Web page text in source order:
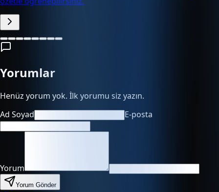
Yorumlar
Henüz yorum yok. İlk yorumu siz yazın.
Ad Soyad
E-posta
Yorum
Yorum Gönder